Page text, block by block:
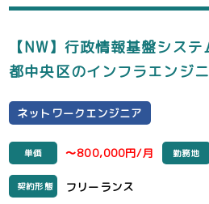
【NW】行政情報基盤シス
都中央区のインフラエンジ
ネットワークエンジニア
単価 〜800,000円/月 勤務地
契約形態 フリーランス